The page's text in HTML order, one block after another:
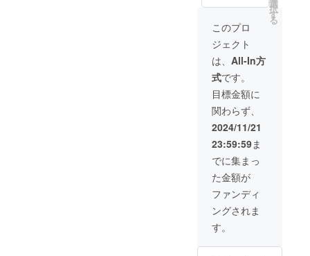
たしま
す。 ※
備考欄
に記載
するお
名前を
ご記入
くださ
い。
(ニック
ネーム
も可能)
援者様
のお名
前
（ニッ
クネー
ム）を
掲載い
たしま
す。 ・
サーク
ル員が
作成し
たブレ
スレッ
トをお
渡しさ
せてい
ただき
ます。
ター
選
択
す
る
このプロ
ジェクト
は、 All-In方
式です。
目標金額に
関わらず、
2024/11/21
23:59:59ま
でに集まっ
た金額が
ファンディ
ングされま
す。